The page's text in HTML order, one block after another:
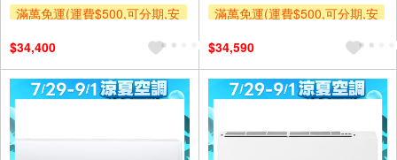
滿萬免運(運費$500,可分期,安
及使用6期以上分期0利率,需付
基本安裝運費)
滿額折$500
$34,400
滿萬免運(運費$500,可分期,安
及使用6期以上分期0利率,需付
基本安裝運費)
滿額折$500
$34,590